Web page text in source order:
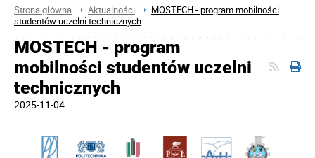
Strona główna Aktualności
MOSTECH - program mobilności
studentów uczelni technicznych
MOSTECH - program
mobilności studentów uczelni
technicznych
2025-11-04